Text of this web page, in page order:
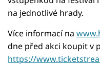
na jednotlivé hrady.
Více informací na
dne před akci koupit v
https://